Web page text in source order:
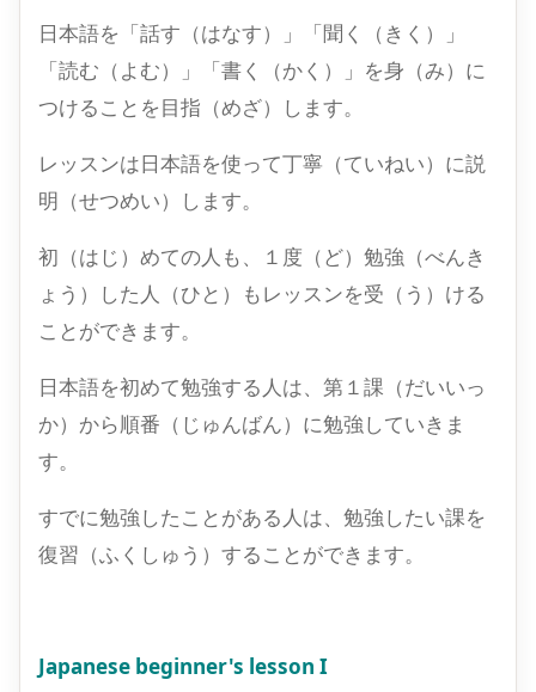
日本語を「話す（はなす）」「聞く（きく）」
「読む（よむ）」「書く（かく）」を身（み）に
つけることを目指（めざ）します。
レッスンは日本語を使って丁寧（ていねい）に説
明（せつめい）します。
初（はじ）めての人も、１度（ど）勉強（べんき
ょう）した人（ひと）もレッスンを受（う）ける
ことができます。
日本語を初めて勉強する人は、第１課（だいいっ
か）から順番（じゅんばん）に勉強していきま
す。
すでに勉強したことがある人は、勉強したい課を
復習（ふくしゅう）することができます。
Japanese beginner's lesson I